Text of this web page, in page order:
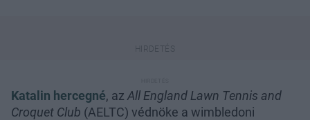
Katalin hercegné, az All England Lawn Tennis and
Croquet Club (AELTC) védnöke a wimbledoni